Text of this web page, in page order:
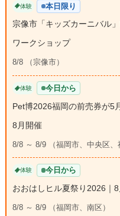
体験 本日限り
宗像市「キッズカーニバル
ワークショップ
8/8 （宗像市）
体験 今日から
Pet博2026福岡の前売券が5
8月開催
8/8 ～ 8/9 （福岡市、中央区、
体験 今日から
おおはしヒル夏祭り2026｜
8/8 ～ 8/9 （福岡市、南区）